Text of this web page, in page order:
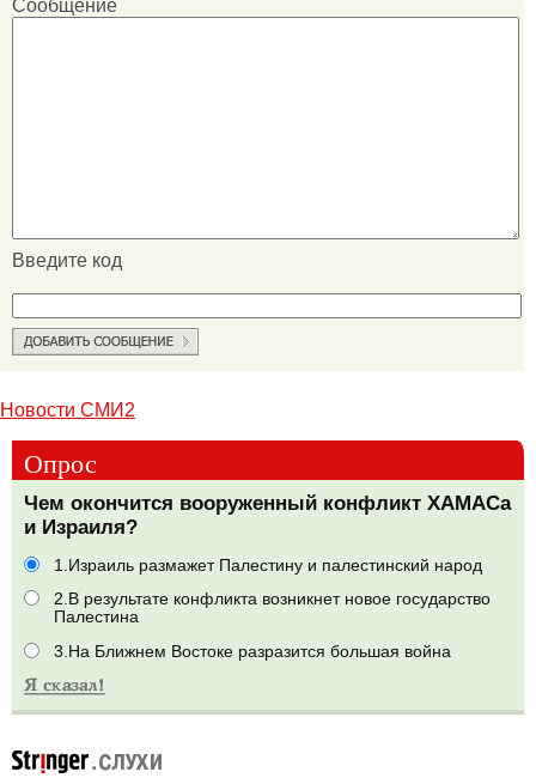
Сообщение
Введите код
Новости СМИ2
Опрос
Чем окончится вооруженный конфликт ХАМАСа
и Израиля?
1.Израиль размажет Палестину и палестинский народ
2.В результате конфликта возникнет новое государство
Палестина
3.На Ближнем Востоке разразится большая война